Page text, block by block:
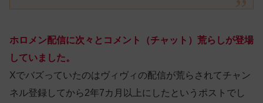
ホロメン配信に次々とコメント（チャット）荒らしが登場
していました。
Xでバズっていたのはヴィヴィの配信が荒らされてチャン
ネル登録してから2年7カ月以上にしたというポストでし